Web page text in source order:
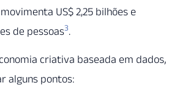
US$ 2,25 bilhões e
de pessoas3.
criativa baseada em dados,
alguns pontos: